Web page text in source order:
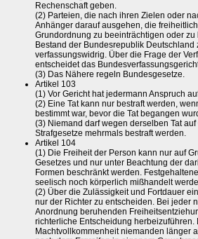
Rechenschaft geben.
(2) Parteien, die nach ihren Zielen oder
Anhänger darauf ausgehen, die
Grundordnung zu beeinträchtigen oder
Bestand der Bundesrepublik Deutschland
verfassungswidrig. Über die Frage der
entscheidet das
(3) Das Nähere regeln Bundesgesetze.
Artikel 103
(1) Vor Gericht hat jedermann Anspruch
(2) Eine Tat kann nur bestraft werden,
bestimmt war, bevor die Tat begangen
(3) Niemand darf wegen derselben Tat
Strafgesetze mehrmals bestraft werden.
Artikel 104
(1) Die Freiheit der Person kann nur auf
Gesetzes und nur unter Beachtung der
Formen beschränkt werden.
seelisch noch körperlich mißhandelt
(2) Über die Zulässigkeit und Fortdauer
nur der Richter zu entscheiden. Bei jeder
Anordnung beruhenden
richterliche Entscheidung
Machtvollkommenheit niemanden länger